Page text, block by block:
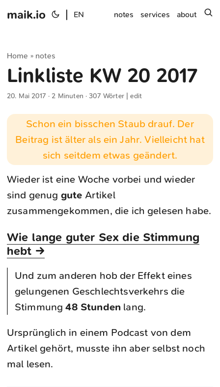
maik.io EN notes services about
Home » notes
Linkliste KW 20 2017
20. Mai 2017 · 2 Minuten · 307 Wörter |edit
Schon ein bisschen Staub drauf. Der
Beitrag ist älter als ein Jahr. Vielleicht hat
sich seitdem etwas geändert.
Wieder ist eine Woche vorbei und wieder
sind genug gute Artikel
zusammengekommen, die ich gelesen habe.
Wie lange guter Sex die Stimmung
hebt →
Und zum anderen hob der Effekt eines
gelungenen Geschlechtsverkehrs die
Stimmung48 Stunden lang.
Ursprünglich in einem Podcast von dem
Artikel gehört, musste ihn aber selbst noch
mal lesen.